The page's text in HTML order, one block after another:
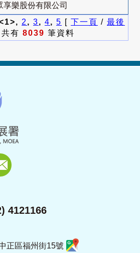
享樂股份有限公司
2 , 3, 4, 5 [ 下一頁 / 最後
有 8039 筆資料
4121166
正區福州街15號